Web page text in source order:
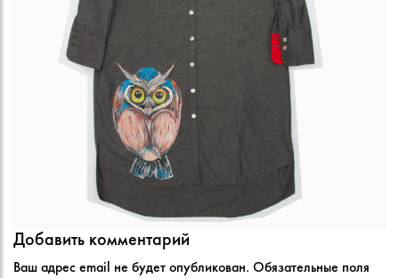
Добавить комментарий
Ваш адрес email не будет опубликован. Обязательные поля